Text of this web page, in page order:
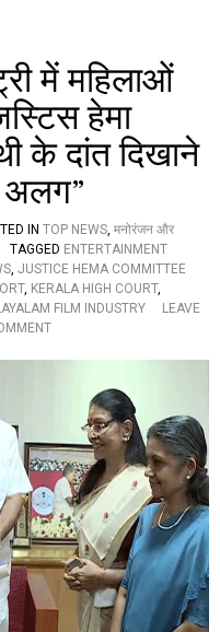
क
र
ग
णा
में
खु
में महिलाओं
हेमा
के दांत दिखाने
IN TOP NEWS, मनोरंजन और
TAGGED ENTERTAINMENT
, JUSTICE HEMA COMMITTEE
, KERALA HIGH COURT,
FILM INDUSTRY
LEAVE
O
म
फि
ल्म
इं
ड
स्ट्री
में
हि
ला